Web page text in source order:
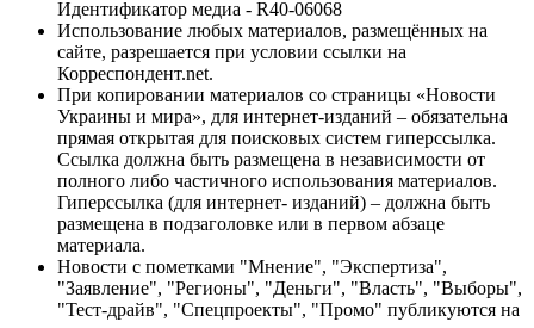
Идентификатор медиа - R40-06068
Использование любых материалов, размещённых на
сайте, разрешается при условии ссылки на
Корреспондент.net.
При копировании материалов со страницы «Новости
Украины и мира», для интернет-изданий – обязательна
прямая открытая для поисковых систем гиперссылка.
Ссылка должна быть размещена в независимости от
полного либо частичного использования материалов.
Гиперссылка (для интернет- изданий) – должна быть
размещена в подзаголовке или в первом абзаце
материала.
Новости с пометками "Мнение", "Экспертиза",
"Заявление", "Регионы", "Деньги", "Власть", "Выборы",
"Тест-драйв", "Спецпроекты", "Промо" публикуются на